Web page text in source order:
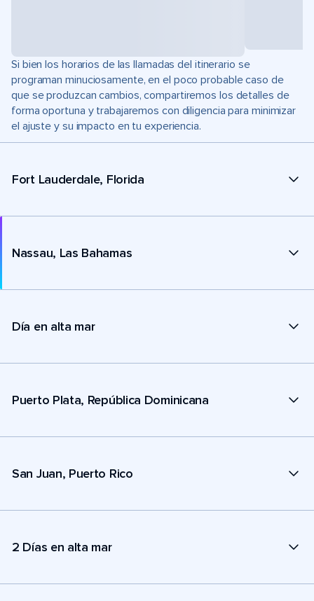
Si bien los horarios de las llamadas del itinerario se
programan minuciosamente, en el poco probable caso de
que se produzcan cambios, compartiremos los detalles de
forma oportuna y trabajaremos con diligencia para minimizar
el ajuste y su impacto en tu experiencia.
Fort Lauderdale, Florida
Nassau, Las Bahamas
Día en alta mar
Puerto Plata, República Dominicana
San Juan, Puerto Rico
2 Días en alta mar